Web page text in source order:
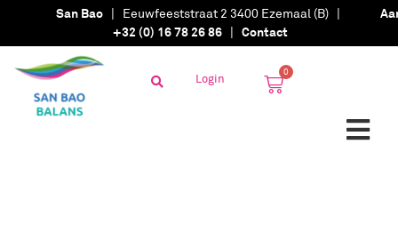
San Bao | Eeuwfeeststraat 2 3400 Ezemaal (B) |
+32 (0) 16 78 26 86 | Contact
Login 0